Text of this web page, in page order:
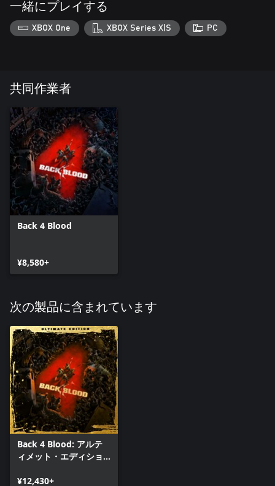
一緒にプレイする
XBOX One XBOX Series X|S PC
共同作業者
Back 4 Blood
¥8,580+
次の製品に含まれています
Back 4 Blood: アルテ
ィメット・エディショ
¥12,430+